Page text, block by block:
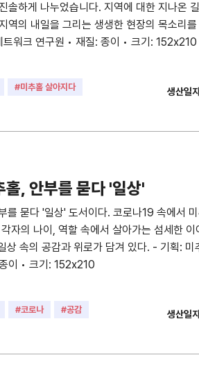
하게 나누었습니다. 지역에 대한 지나온
역의 내일을 그리는 생생한 현장의 목소리를
워크 연구원 • 재질: 종이 • 크기: 152x210
#미추홀 살아지다
생산일
, 안부를 묻다 '일상'
묻다 '일상' 도서이다. 코로나19 속에서 미
자의 나이, 역할 속에서 살아가는 섬세한 이
상 속의 공감과 위로가 담겨 있다. - 기획: 미
이 • 크기: 152x210
#코로나
#공감
생산일